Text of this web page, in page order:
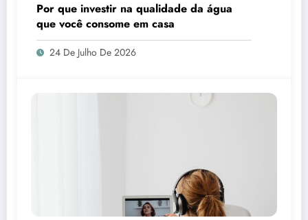
Por que investir na qualidade da água
que você consome em casa
24 De Julho De 2026